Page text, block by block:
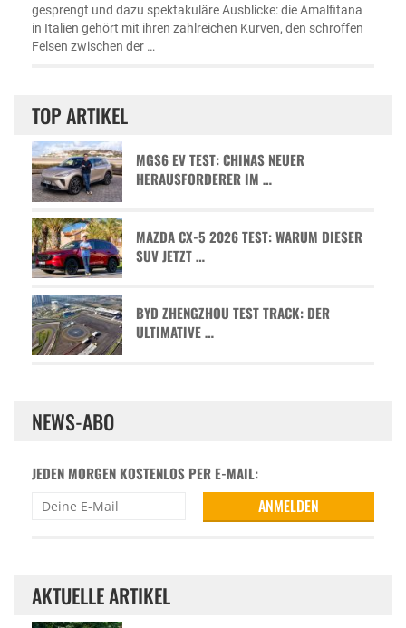
gesprengt und dazu spektakuläre Ausblicke: die Amalfitana
in Italien gehört mit ihren zahlreichen Kurven, den schroffen
Felsen zwischen der …
TOP ARTIKEL
MGS6 EV TEST: CHINAS NEUER
HERAUSFORDERER IM …
MAZDA CX-5 2026 TEST: WARUM DIESER
SUV JETZT …
BYD ZHENGZHOU TEST TRACK: DER
ULTIMATIVE …
NEWS-ABO
JEDEN MORGEN KOSTENLOS PER E-MAIL:
AKTUELLE ARTIKEL